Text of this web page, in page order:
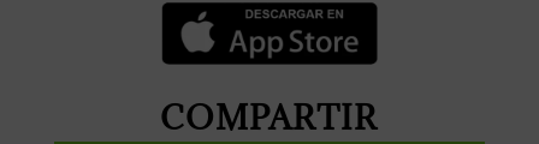
COMPARTIR